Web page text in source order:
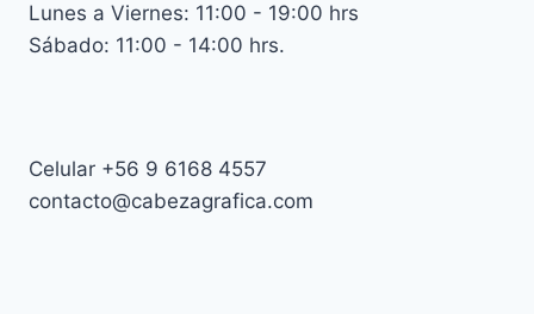
Lunes a Viernes: 11:00 - 19:00 hrs
Sábado: 11:00 - 14:00 hrs.
Celular +56 9 6168 4557
contacto@cabezagrafica.com